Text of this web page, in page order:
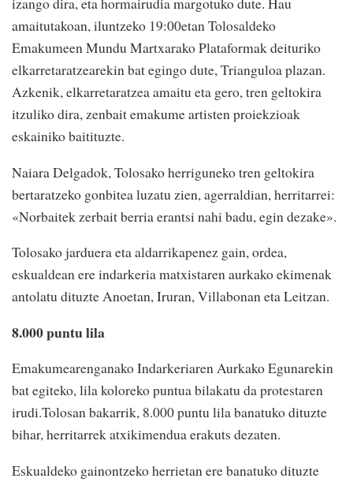
amaitutakoan, iluntzeko 19:00etan Tolosaldeko
Emakumeen Mundu Martxarako Plataformak deituriko
elkarretaratzearekin bat egingo dute, Trianguloa plazan.
Azkenik, elkarretaratzea amaitu eta gero, tren geltokira
itzuliko dira, zenbait emakume artisten proiekzioak
eskainiko baitituzte.
Naiara Delgadok, Tolosako herriguneko tren geltokira
bertaratzeko gonbitea luzatu zien, agerraldian, herritarrei:
«Norbaitek zerbait berria erantsi nahi badu, egin dezake».
Tolosako jarduera eta aldarrikapenez gain, ordea,
eskualdean ere indarkeria matxistaren aurkako ekimenak
antolatu dituzte Anoetan, Iruran, Villabonan eta Leitzan.
8.000 puntu lila
Emakumearenganako Indarkeriaren Aurkako Egunarekin
bat egiteko, lila koloreko puntua bilakatu da protestaren
irudi.Tolosan bakarrik, 8.000 puntu lila banatuko dituzte
bihar, herritarrek atxikimendua erakuts dezaten.
Eskualdeko gainontzeko herrietan ere banatuko dituzte